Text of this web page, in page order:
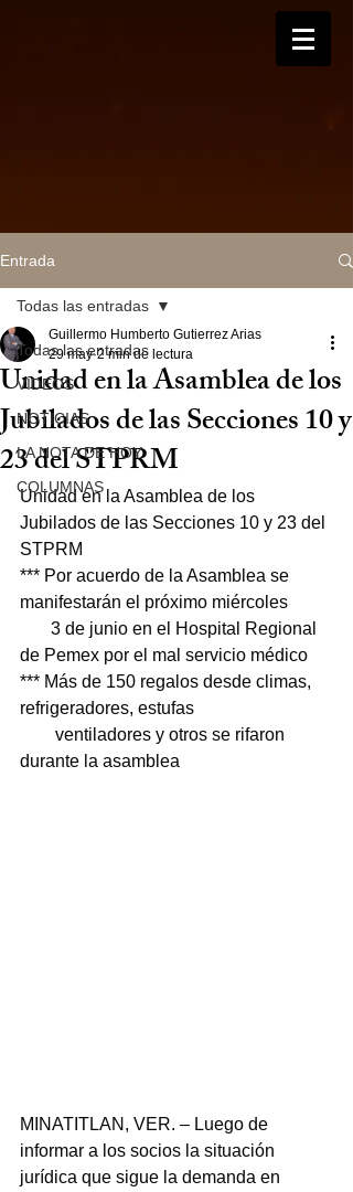
Entrada
Todas las entradas
VIDEOS
NOTICIAS
LA NOTA DE HOY
COLUMNAS
Todas las entradas
Unidad en la Asamblea de los
Jubilados de las Secciones 10 y
23 del STPRM
Guillermo Humberto Gutierrez Arias
29 may 2 min de lectura
Unidad en la Asamblea de los
Jubilados de las Secciones 10 y 23 del
STPRM
*** Por acuerdo de la Asamblea se
manifestarán el próximo miércoles
3 de junio en el Hospital Regional
de Pemex por el mal servicio médico
*** Más de 150 regalos desde climas,
refrigeradores, estufas
ventiladores y otros se rifaron
durante la asamblea
MINATITLAN, VER. – Luego de
informar a los socios la situación
jurídica que sigue la demanda en